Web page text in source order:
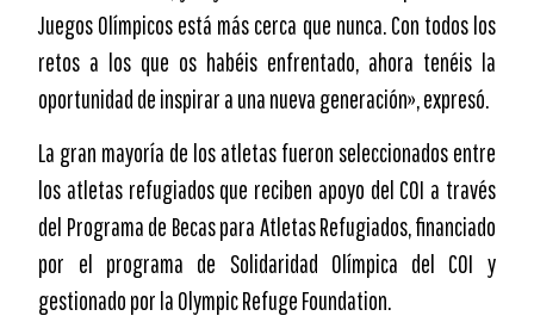
Juegos Olímpicos está más cerca que nunca. Con todos los
retos a los que os habéis enfrentado, ahora tenéis la
oportunidad de inspirar a una nueva generación», expresó.
La gran mayoría de los atletas fueron seleccionados entre
los atletas refugiados que reciben apoyo del COI a través
del Programa de Becas para Atletas Refugiados, financiado
por el programa de Solidaridad Olímpica del COI y
gestionado por la Olympic Refuge Foundation.